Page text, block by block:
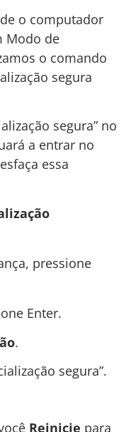
o computador
Modo de
o comando
segura
segura” no
a entrar no
essa
pressione
Enter.
.
segura”.
Reinicie para